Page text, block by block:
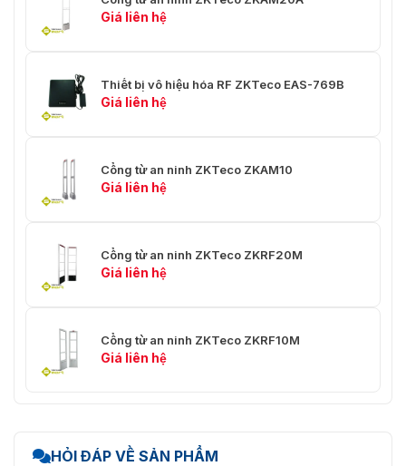
Giá liên hệ
Thiết bị vô hiệu hóa RF ZKTeco EAS-769B
Giá liên hệ
Cổng từ an ninh ZKTeco ZKAM10
Giá liên hệ
Cổng từ an ninh ZKTeco ZKRF20M
Giá liên hệ
Cổng từ an ninh ZKTeco ZKRF10M
Giá liên hệ
HỎI ĐÁP VỀ SẢN PHẨM